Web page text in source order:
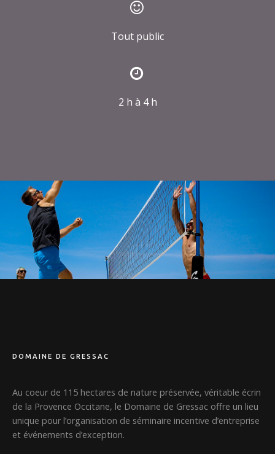
Tout public
2 h à 4 h
DOMAINE DE GRESSAC
Au coeur de 115 hectares de nature préservée, véritable écrin
de la Provence Occitane, le Domaine de Gressac offre un lieu
unique pour l’organisation de séminaire incentive d’entreprise
et événements d’exception.